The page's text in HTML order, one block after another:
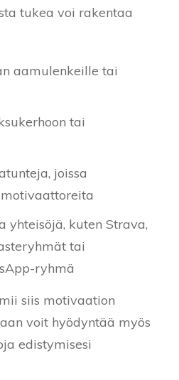
tukea voi rakentaa
aamulenkeille tai
tai
joissa
yhteisöjä, kuten Strava,
tai
ryhmä
siis motivaation
voit hyödyntää myös
edistymisesi